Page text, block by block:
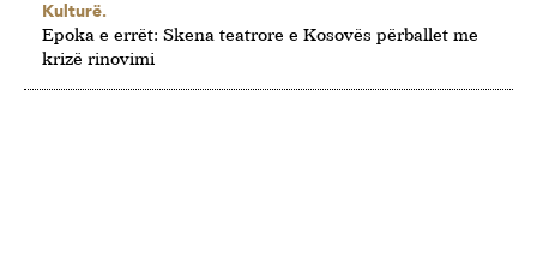
Kulturë.
Epoka e errët: Skena teatrore e Kosovës përballet me
krizë rinovimi